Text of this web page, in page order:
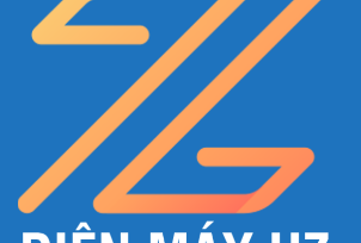
Tiện ích
Máy giặt Electrolux UltimateCare
kg EWF1024D3SC được trang bị
– Khi khởi động chế độ
loại bỏ các cặn bẩn, mảng bám,
giặt do bụi hoặc bột giặt tích tụ lại,
thọ và độ bền cho máy.